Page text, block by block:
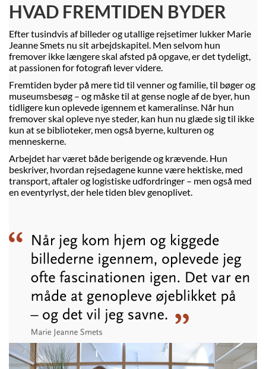
HVAD FREMTIDEN BYDER
Efter tusindvis af billeder og utallige rejsetimer lukker Marie
Jeanne Smets nu sit arbejdskapitel. Men selvom hun
fremover ikke længere skal afsted på opgave, er det tydeligt,
at passionen for fotografi lever videre.
Fremtiden byder på mere tid til venner og familie, til bøger og
museumsbesøg – og måske til at gense nogle af de byer, hun
tidligere kun oplevede igennem et kameralinse. Når hun
fremover skal opleve nye steder, kan hun nu glæde sig til ikke
kun at se biblioteker, men også byerne, kulturen og
menneskerne.
Arbejdet har været både berigende og krævende. Hun
beskriver, hvordan rejsedagene kunne være hektiske, med
transport, aftaler og logistiske udfordringer – men også med
en eventyrlyst, der hele tiden blev genoplivet.